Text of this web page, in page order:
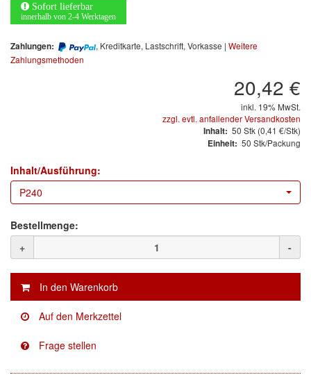
MARKEN
(1)
3M
EVERCOAT
Facdos
Finixa
KWASNY
Mirka
no-name
(1)
Novol
Sofort lieferbar
innerhalb von 2-4 Werktagen
Zahlungen: , Kreditkarte, Lastschrift, Vorkasse | Weitere
Zahlungsmethoden
20,42 €
inkl. 19% MwSt.
zzgl. evtl. anfallender Versandkosten
Inhalt: 50 Stk (0,41 €/Stk)
Einheit: 50 Stk/Packung
Inhalt/Ausführung:
P240
Bestellmenge:
+
-